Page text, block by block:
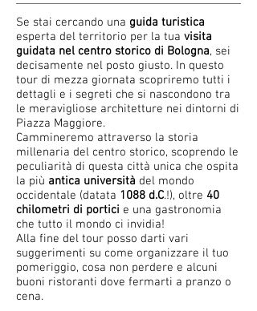
Se stai cercando una guida turistica
esperta del territorio per la tua visita
guidata nel centro storico di Bologna, sei
decisamente nel posto giusto. In questo
tour di mezza giornata scopriremo tutti i
dettagli e i segreti che si nascondono tra
le meravigliose architetture nei dintorni di
Piazza Maggiore.
Cammineremo attraverso la storia
millenaria del centro storico, scoprendo le
peculiarità di questa città unica che ospita
la più antica università del mondo
occidentale (datata 1088 d.C.!), oltre 40
chilometri di portici e una gastronomia
che tutto il mondo ci invidia!
Alla fine del tour posso darti vari
suggerimenti su come organizzare il tuo
pomeriggio, cosa non perdere e alcuni
buoni ristoranti dove fermarti a pranzo o
cena.